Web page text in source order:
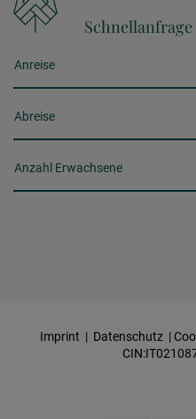
Schnellanfrage
Anreise
Abreise
Anzahl Erwachsene
Imprint | Datenschutz|